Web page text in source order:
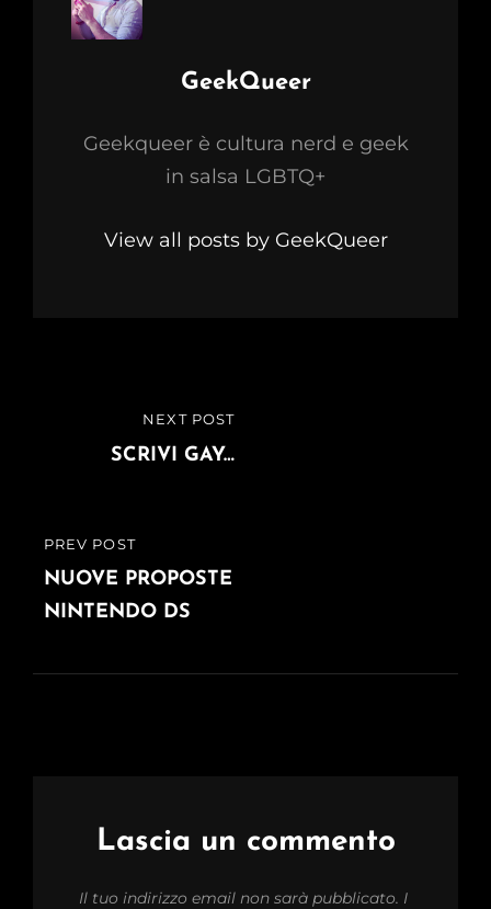
Author:
GeekQueer
Geekqueer è cultura nerd e geek
in salsa LGBTQ+
View all posts by GeekQueer
Navigazione
articoli
PREVIOUS
POST
PREV POST
NUOVE PROPOSTE
NINTENDO DS
NEXT POST
SCRIVI GAY…
Lascia un commento
Il tuo indirizzo email non sarà pubblicato. I